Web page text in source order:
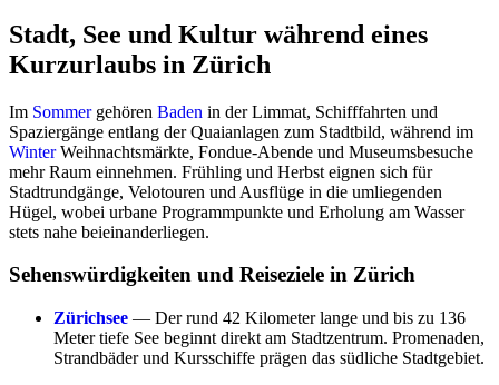
Stadt, See und Kultur während eines
Kurzurlaubs in Zürich
Im Sommergehören Baden in der Limmat, Schifffahrten und
Spaziergänge entlang der Quaianlagen zum Stadtbild, während im
WinterWeihnachtsmärkte, Fondue-Abende und Museumsbesuche
mehr Raum einnehmen. Frühling und Herbst eignen sich für
Stadtrundgänge, Velotouren und Ausflüge in die umliegenden
Hügel, wobei urbane Programmpunkte und Erholung am Wasser
stets nahe beieinanderliegen.
Sehenswürdigkeiten und Reiseziele in Zürich
Zürichsee — Der rund 42 Kilometer lange und bis zu 136
Meter tiefe See beginnt direkt am Stadtzentrum. Promenaden,
Strandbäder und Kursschiffe prägen das südliche Stadtgebiet.